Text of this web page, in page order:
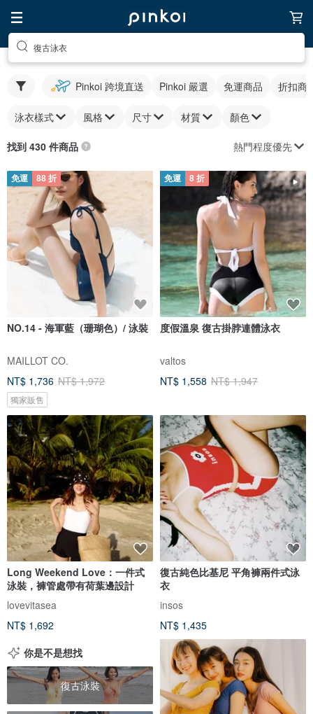
復古泳衣
Pinkoi 跨境直送 Pinkoi 嚴選 免運商品 折扣商
泳衣樣式 風格 尺寸 材質 顏色
找到 430 件商品 熱門程度優先
免運 88 折
NO.14 - 海軍藍（珊瑚色）/ 泳裝
MAILLOT CO.
NT$ 1,736 NT$ 1,972
獨家販售
免運 8 折
度假溫泉 復古掛脖連體泳衣
valtos
NT$ 1,558 NT$ 1,947
Long Weekend Love：一件式
泳裝，褲管處帶有荷葉邊設計
lovevitasea
NT$ 1,692
復古純色比基尼 平角褲兩件式泳
衣
insos
NT$ 1,435
你是不是想找
復古泳裝